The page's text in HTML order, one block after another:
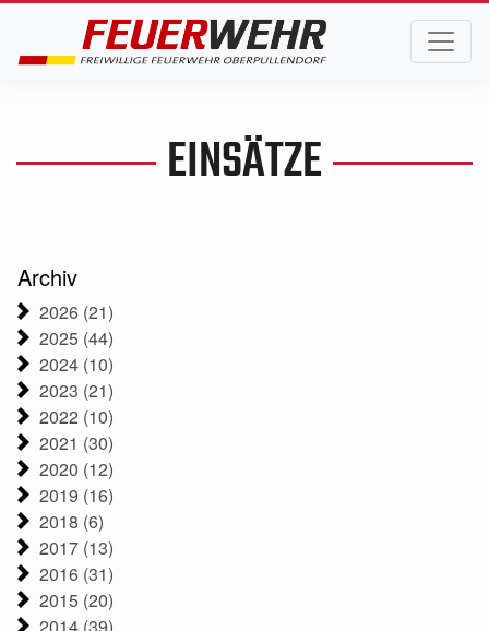
EINSÄTZE
Archiv
2026 (21)
2025 (44)
2024 (10)
2023 (21)
2022 (10)
2021 (30)
2020 (12)
2019 (16)
2018 (6)
2017 (13)
2016 (31)
2015 (20)